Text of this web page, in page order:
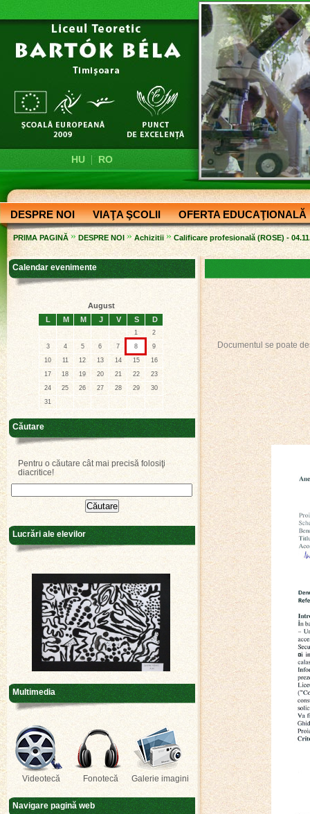
HU| RO
DESPRE NOI VIAŢA ŞCOLII OFERTA EDUCAŢIONALĂ
PRIMA PAGINĂ » DESPRE NOI » Achizitii » Calificare profesională (ROSE) -
Documentul se poate
Calendar evenimente
August
L
M M J V S D
1
2
3
4 5 6 7 8
9
10
11 12 13 14 15
16
17
18 19 20 21 22
23
24
25 26 27 28 29
30
31
Căutare
Pentru o căutare cât mai precisă folosiţi
diacritice!
Lucrări ale elevilor
Multimedia
Videotecă Fonotecă Galerie imagini
Navigare pagină web